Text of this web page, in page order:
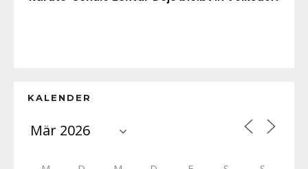
KALENDER